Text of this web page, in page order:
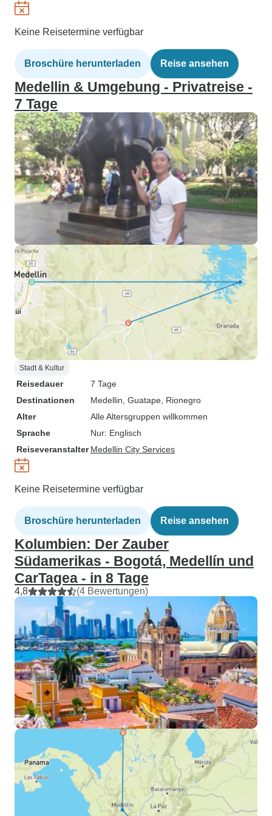
Keine Reisetermine verfügbar
Broschüre herunterladen Reise ansehen
Medellin & Umgebung - Privatreise -
7 Tage
Stadt & Kultur
Reisedauer
7 Tage
Destinationen
Medellin , Guatape , Rionegro
Alter
Alle Altersgruppen willkommen
Sprache
Nur: Englisch
Reiseveranstalter Medellin City Services
Keine Reisetermine verfügbar
Broschüre herunterladen Reise ansehen
Kolumbien: Der Zauber
Südamerikas - Bogotá, Medellín und
CarTagea - in 8 Tage
4,8 (4 Bewertungen)